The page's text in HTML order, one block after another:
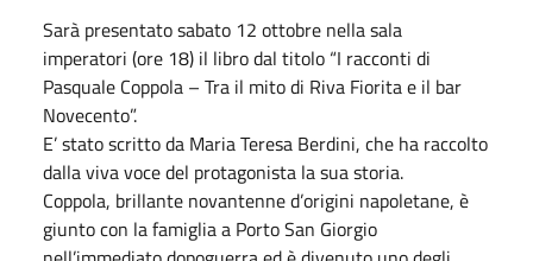
Sarà presentato sabato 12 ottobre nella sala
imperatori (ore 18) il libro dal titolo “I racconti di
Pasquale Coppola – Tra il mito di Riva Fiorita e il bar
Novecento”.
E’ stato scritto da Maria Teresa Berdini, che ha raccolto
dalla viva voce del protagonista la sua storia.
Coppola, brillante novantenne d’origini napoletane, è
giunto con la famiglia a Porto San Giorgio